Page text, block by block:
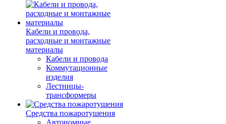
Кабели и провода,
расходные и монтажные
материалы
Кабели и провода
Коммутационные
изделия
Лестницы-
трансформеры
Средства пожаротушения
Автономные